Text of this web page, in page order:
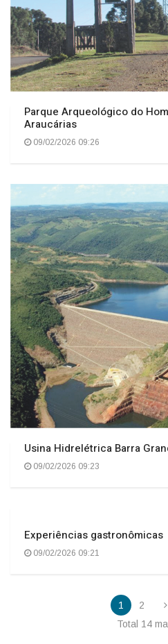
Parque Arqueológico do
Araucárias
09/02/2026 09:26
Usina Hidrelétrica Barra
09/02/2026 09:23
Experiências gastronômicas
09/02/2026 09:21
1
2
Total 14